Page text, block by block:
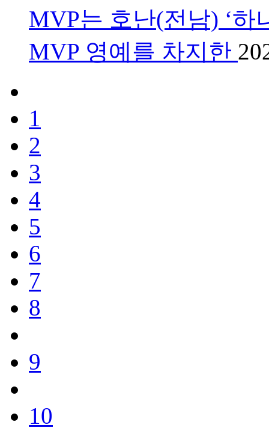
MVP는 호난(전남) ‘하
MVP 영예를 차지한
1
2
3
4
5
6
7
8
9
10